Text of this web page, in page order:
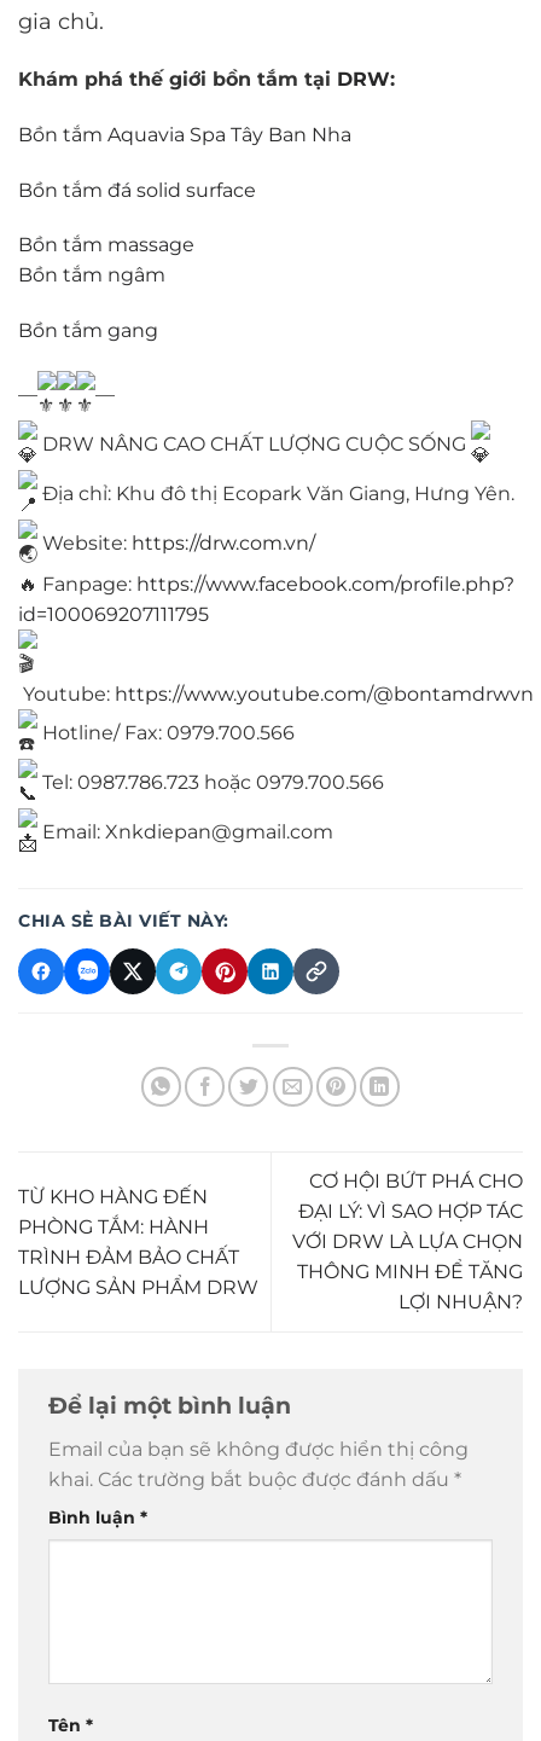
gia chủ.
Khám phá thế giới bồn tắm tại DRW:
Bồn tắm Aquavia Spa Tây Ban Nha
Bồn tắm đá solid surface
Bồn tắm massage
Bồn tắm ngâm
Bồn tắm gang
— —
DRW NÂNG CAO CHẤT LƯỢNG CUỘC SỐNG
Địa chỉ: Khu đô thị Ecopark Văn Giang, Hưng Yên.
Website: https://drw.com.vn/
🔥 Fanpage: https://www.facebook.com/profile.php?
id=100069207111795
Youtube: https://www.youtube.com/@bontamdrwvn
Hotline/ Fax: 0979.700.566
Tel: 0987.786.723 hoặc 0979.700.566
Email: Xnkdiepan@gmail.com
CHIA SẺ BÀI VIẾT NÀY:
TỪ KHO HÀNG ĐẾN
PHÒNG TẮM: HÀNH
TRÌNH ĐẢM BẢO CHẤT
LƯỢNG SẢN PHẨM DRW
CƠ HỘI BỨT PHÁ CHO
ĐẠI LÝ: VÌ SAO HỢP TÁC
VỚI DRW LÀ LỰA CHỌN
THÔNG MINH ĐỂ TĂNG
LỢI NHUẬN?
Để lại một bình luận
Email của bạn sẽ không được hiển thị công
khai. Các trường bắt buộc được đánh dấu *
Bình luận *
Tên *